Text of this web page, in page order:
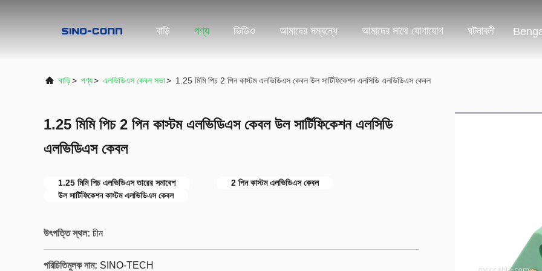
বাড়ি পণ্য ভিডিও আমাদের সম্বন্ধে আমাদের সাথে যোগাযোগ ঘটনাবলী
বাড়ি> পণ্য> এলভিডিএস কেবল সভা> 1.25 মিমি পিচ 2 পিন কাস্টম এলভিডিএস কেবল উল সার্টিফিকেশন এলসিডি এলভিডিএস কেবল
1.25 মিমি পিচ 2 পিন কাস্টম এলভিডিএস কেবল উল সার্টিফিকেশন এলসিডি
এলভিডিএস কেবল
1.25 মিমি পিচ এলভিডিএস তারের সমাবেশ
2 পিন কাস্টম এলভিডিএস কেবল
উল সার্টিফিকেশন কাস্টম এলভিডিএস কেবল
উৎপত্তি স্থল: চীন
পরিচিতিমুলক নাম: SINO-TECH